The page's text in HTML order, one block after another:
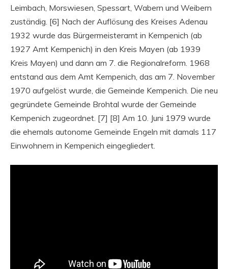
Leimbach, Morswiesen, Spessart, Wabern und Weibern
zuständig. [6] Nach der Auflösung des Kreises Adenau
1932 wurde das Bürgermeisteramt in Kempenich (ab
1927 Amt Kempenich) in den Kreis Mayen (ab 1939
Kreis Mayen) und dann am 7. die Regionalreform. 1968
entstand aus dem Amt Kempenich, das am 7. November
1970 aufgelöst wurde, die Gemeinde Kempenich. Die neu
gegründete Gemeinde Brohtal wurde der Gemeinde
Kempenich zugeordnet. [7] [8] Am 10. Juni 1979 wurde
die ehemals autonome Gemeinde Engeln mit damals 117
Einwohnern in Kempenich eingegliedert.